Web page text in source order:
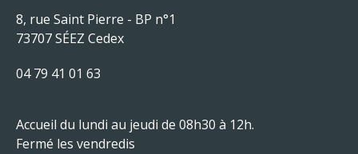
8, rue Saint Pierre - BP n°1
73707 SÉEZ Cedex
04 79 41 01 63
Accueil du lundi au jeudi de 08h30 à 12h.
Fermé les vendredis